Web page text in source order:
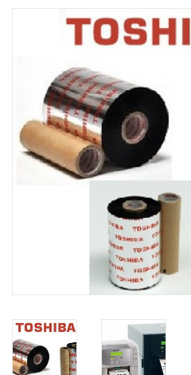
Kassa & Pinrollen
Verzend-etiketten